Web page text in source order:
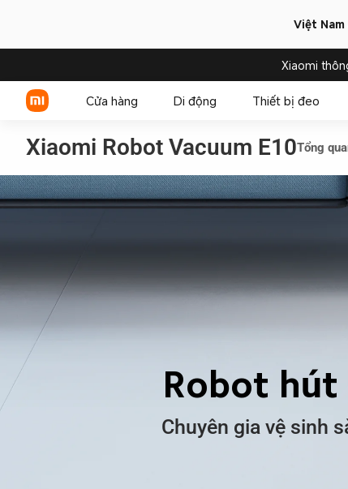
Việt
Xiaomi
Cửa hàng Di động
Xiaomi Series
Thiết bị đeo
Xiaomi Robot Vacuum E10Tổng
Robot
Chuyên gia vệ sinh